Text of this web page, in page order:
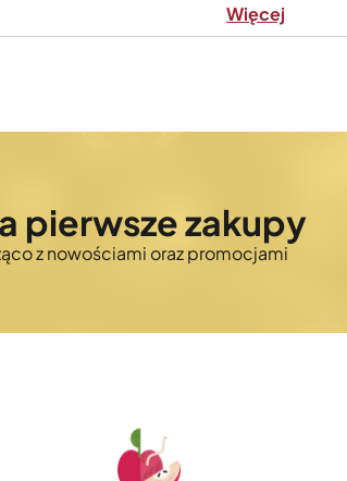
Więcej
pierwsze zakupy
z nowościami oraz promocjami